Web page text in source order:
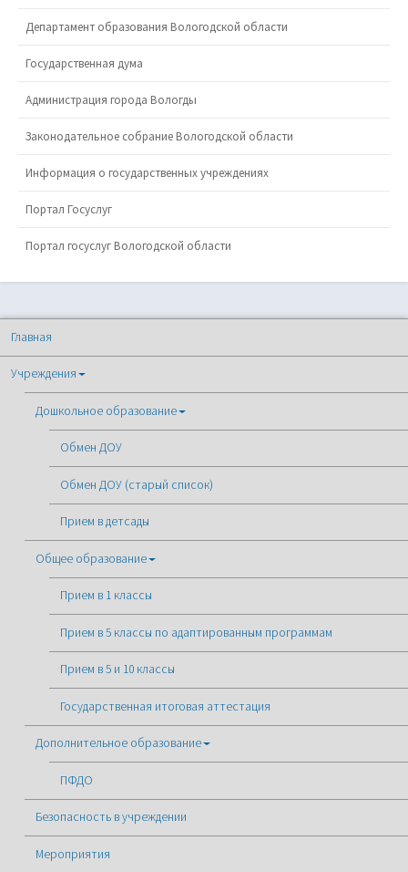
Департамент образования Вологодской области
Государственная дума
Администрация города Вологды
Законодательное собрание Вологодской области
Информация о государственных учреждениях
Портал Госуслуг
Портал госуслуг Вологодской области
Главная
Учреждения
Дошкольное образование
Обмен ДОУ
Обмен ДОУ (старый список)
Прием в детсады
Общее образование
Прием в 1 классы
Прием в 5 классы по адаптированным программам
Прием в 5 и 10 классы
Государственная итоговая аттестация
Дополнительное образование
ПФДО
Безопасность в учреждении
Мероприятия